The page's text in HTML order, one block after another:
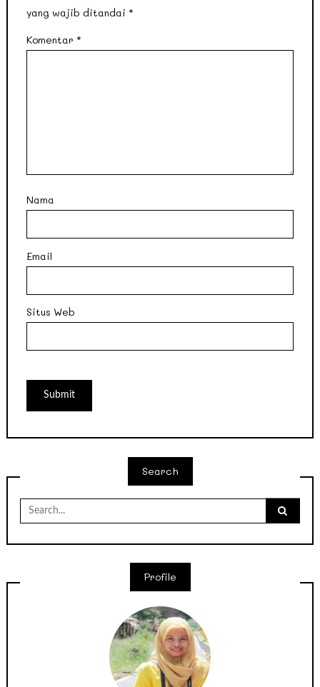
yang wajib ditandai *
Komentar *
Nama
Email
Situs Web
Search
Search
for:
Profile